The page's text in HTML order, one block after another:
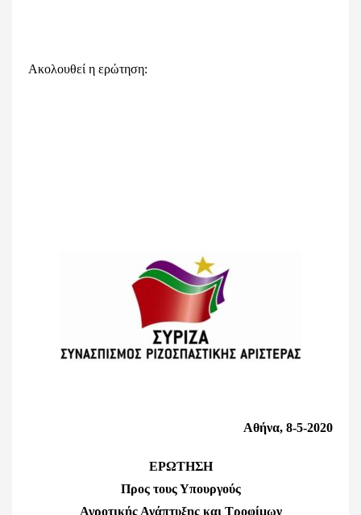
Ακολουθεί η ερώτηση:
Αθήνα, 8-5-2020
ΕΡΩΤΗΣΗ
Προς τους Υπουργούς
Αγροτικής Ανάπτυξης και Τροφίμων